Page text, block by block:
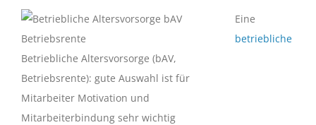
Betriebliche Altersvorsorge (bAV,
Betriebsrente): gute Auswahl ist für
Mitarbeiter Motivation und
Mitarbeiterbindung sehr wichtig
Eine
betriebliche